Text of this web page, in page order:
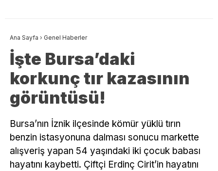
Ana Sayfa › Genel Haberler
İşte Bursa’daki
korkunç tır kazasının
görüntüsü!
Bursa’nın İznik ilçesinde kömür yüklü tırın
benzin istasyonuna dalması sonucu markette
alışveriş yapan 54 yaşındaki iki çocuk babası
hayatını kaybetti. Çiftçi Erdinç Cirit’in hayatını